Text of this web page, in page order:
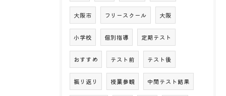
大阪市 フリースクール 大阪
小学校 個別指導 定期テスト
おすすめ テスト前 テスト後
振り返り 授業参観 中間テスト結果